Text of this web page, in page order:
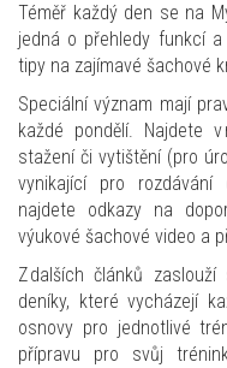
Téměř každý den se na
jedná o přehledy funkcí
tipy na zajímavé šachové
Speciální význam mají
každé pondělí. Najdete
stažení či vytištění (pro
vynikající pro rozdávání
najdete odkazy na
výukové šachové video a
Z dalších článků
deníky, které vycházejí
osnovy pro jednotlivé
přípravu pro svůj